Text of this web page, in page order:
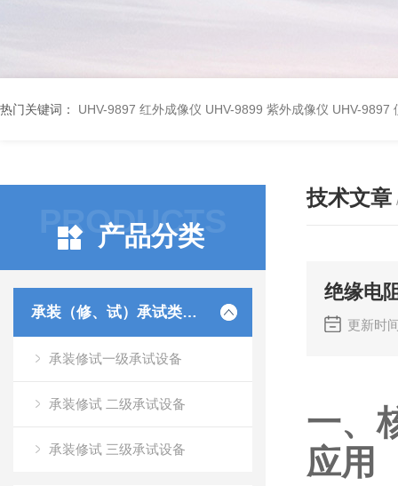
热门关键词： UHV-9897 红外成像仪 UHV-9899 紫外成像仪 UHV-9897
PRODUCTS
产品分类
承装（修、试）承试类仪器
承装修试一级承试设备
承装修试 二级承试设备
承装修试 三级承试设备
技术文章
绝缘电
更新时
一、
应用